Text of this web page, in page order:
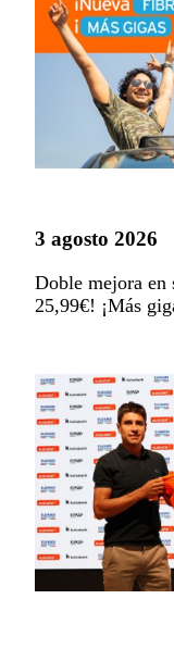
3 agosto 2026
Doble mejora en
25,99€! ¡Más